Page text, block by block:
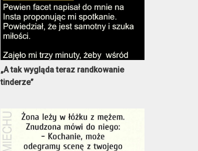
„A tak wygląda teraz randkowanie
tinderze”